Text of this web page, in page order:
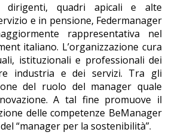
dirigenti, quadri apicali e alte
e in pensione, Federmanager
rappresentativa nel
italiano. L’organizzazione cura
istituzionali e professionali dei
industria e dei servizi. Tra gli
del ruolo del manager quale
A tal fine promuove il
delle competenze BeManager
“manager per la sostenibilità”.